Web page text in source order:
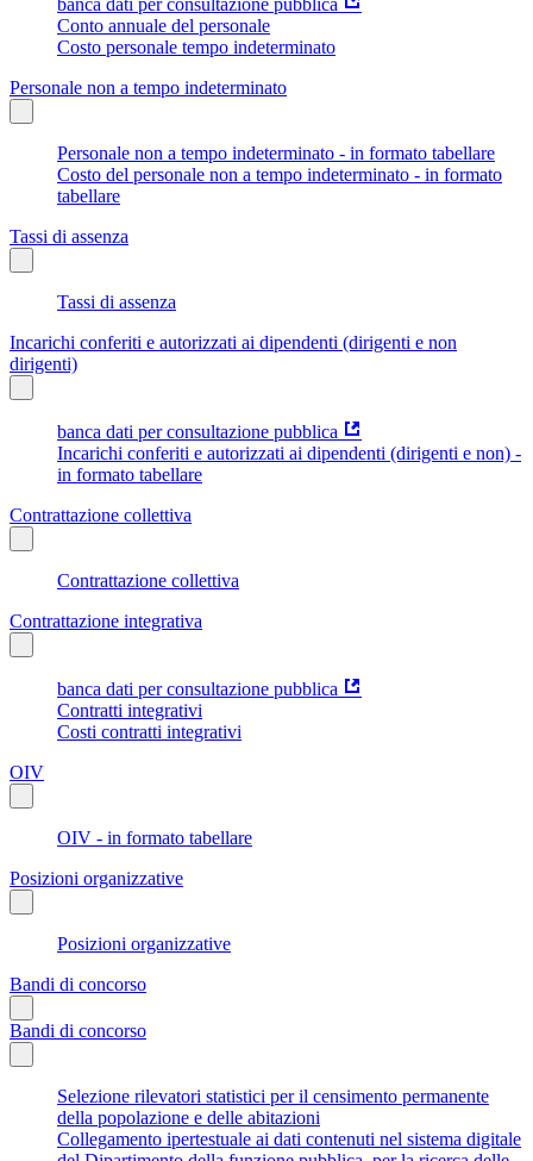
Conto annuale del personale
Costo personale tempo indeterminato
Personale non a tempo indeterminato
Personale non a tempo indeterminato - in formato tabellare
Costo del personale non a tempo indeterminato - in formato
tabellare
Tassi di assenza
Tassi di assenza
Incarichi conferiti e autorizzati ai dipendenti (dirigenti e non
dirigenti)
banca dati per consultazione pubblica
Incarichi conferiti e autorizzati ai dipendenti (dirigenti e non) -
in formato tabellare
Contrattazione collettiva
Contrattazione collettiva
Contrattazione integrativa
banca dati per consultazione pubblica
Contratti integrativi
Costi contratti integrativi
OIV
OIV - in formato tabellare
Posizioni organizzative
Posizioni organizzative
Bandi di concorso
Bandi di concorso
Selezione rilevatori statistici per il censimento permanente
della popolazione e delle abitazioni
Collegamento ipertestuale ai dati contenuti nel sistema digitale